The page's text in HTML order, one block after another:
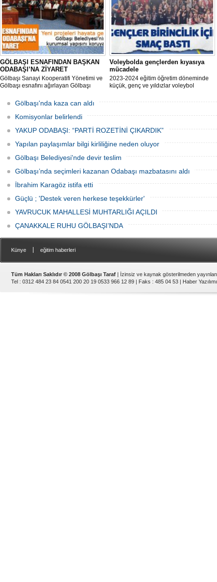
GÖLBAŞI ESNAFINDAN BAŞKAN
ODABAŞI’NA ZİYARET
Gölbaşı Sanayi Kooperatifi Yönetimi ve
Gölbaşı esnafını ağırlayan Gölbaşı
istişare ile yöneteceklerini belirterek
“Yeni projeleri hayata geçireceğiz.
Gölbaşı’mızın daha yaşanabilir, daha
düzgün, daha temiz olması için
Voleybolda gençlerden kıyasıya
mücadele
2023-2024 eğitim öğretim döneminde
küçük, genç ve yıldızlar voleybol
Gölbaşı'nda kaza can aldı
Komisyonlar belirlendi
YAKUP ODABAŞI: “PARTİ ROZETİNİ ÇIKARDIK”
Yapılan paylaşımlar bilgi kirliliğine neden oluyor
Gölbaşı Belediyesi'nde devir teslim
Gölbaşı’nda seçimleri kazanan Odabaşı mazbatasını aldı
İbrahim Karagöz istifa etti
Güçlü ; 'Destek veren herkese teşekkürler'
YAVRUCUK MAHALLESİ MUHTARLIĞI AÇILDI
ÇANAKKALE RUHU GÖLBAŞI’NDA
Künye eğitim haberleri
Tüm Hakları Saklıdır © 2008 Gölbaşı Taraf | İzinsiz ve kaynak gösterilmeden
Tel : 0312 484 23 84 0541 200 20 19 0533 966 12 89 | Faks : 485 04 53 | Haber Yazılımı